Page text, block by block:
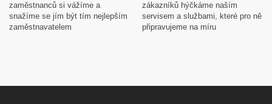
zaměstnanců si vážíme a
snažíme se jím být tím nejlepším
zaměstnavatelem
zákazníků hýčkáme naším
servisem a službami, které pro ně
připravujeme na míru